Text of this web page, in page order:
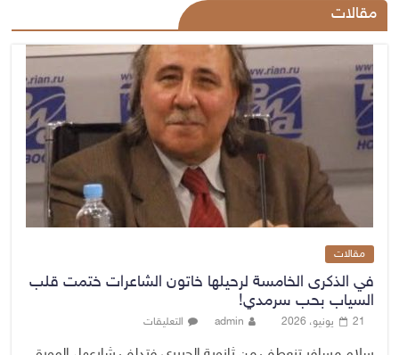
مقالات
مقالات
في الذكرى الخامسة لرحيلها خاتون الشاعرات ختمت قلب
السياب بحب سرمدي!
21 يونيو، 2026 admin التعليقات